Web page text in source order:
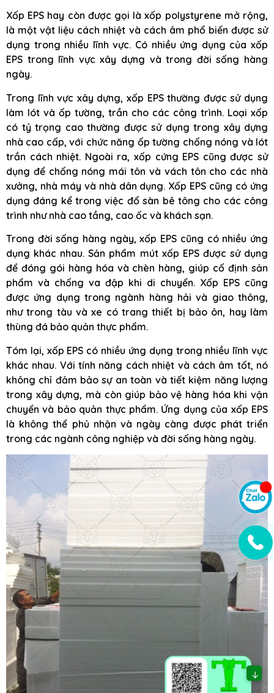
Xốp EPS hay còn được gọi là xốp polystyrene mở rộng,
là một vật liệu cách nhiệt và cách âm phổ biến được sử
dụng trong nhiều lĩnh vực. Có nhiều ứng dụng của xốp
EPS trong lĩnh vực xây dựng và trong đời sống hàng
ngày.
Trong lĩnh vực xây dựng, xốp EPS thường được sử dụng
làm lót và ốp tường, trần cho các công trình. Loại xốp
có tỷ trọng cao thường được sử dụng trong xây dựng
nhà cao cấp, với chức năng ốp tường chống nóng và lót
trần cách nhiệt. Ngoài ra, xốp cứng EPS cũng được sử
dụng để chống nóng mái tôn và vách tôn cho các nhà
xưởng, nhà máy và nhà dân dụng. Xốp EPS cũng có ứng
dụng đáng kể trong việc đổ sàn bê tông cho các công
trình như nhà cao tầng, cao ốc và khách sạn.
Trong đời sống hàng ngày, xốp EPS cũng có nhiều ứng
dụng khác nhau. Sản phẩm mút xốp EPS được sử dụng
để đóng gói hàng hóa và chèn hàng, giúp cố định sản
phẩm và chống va đập khi di chuyển. Xốp EPS cũng
được ứng dụng trong ngành hàng hải và giao thông,
như trong tàu và xe có trang thiết bị bảo ôn, hay làm
thùng đá bảo quản thực phẩm.
Tóm lại, xốp EPS có nhiều ứng dụng trong nhiều lĩnh vực
khác nhau. Với tính năng cách nhiệt và cách âm tốt, nó
không chỉ đảm bảo sự an toàn và tiết kiệm năng lượng
trong xây dựng, mà còn giúp bảo vệ hàng hóa khi vận
chuyển và bảo quản thực phẩm. Ứng dụng của xốp EPS
là không thể phủ nhận và ngày càng được phát triển
trong các ngành công nghiệp và đời sống hàng ngày.
↓